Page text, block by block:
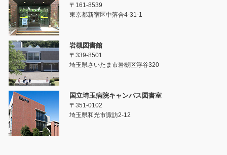
〒161-8539
東京都新宿区中落合4-31-1
岩槻図書館
〒339-8501
埼玉県さいたま市岩槻区浮谷320
国立埼玉病院キャンパス図書室
〒351-0102
埼玉県和光市諏訪2-12